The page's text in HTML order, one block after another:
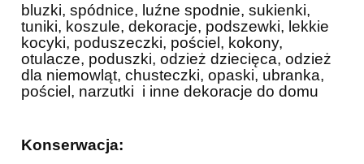
bluzki, spódnice, luźne spodnie, sukienki,
tuniki, koszule, dekoracje, podszewki, lekkie
kocyki, poduszeczki, pościel, kokony,
otulacze, poduszki, odzież dziecięca, odzież
dla niemowląt, chusteczki, opaski, ubranka,
pościel, narzutki i inne dekoracje do domu
Konserwacja: